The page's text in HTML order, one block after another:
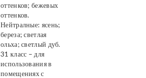
оттенков; бежевых
оттенков.
Нейтралные: ясень;
береза; светлая
ольха; светлый дуб.
31 класс – для
использования в
помещениях с